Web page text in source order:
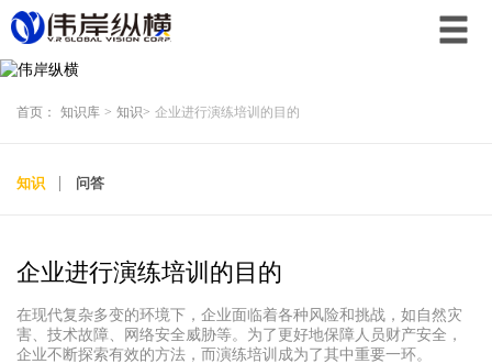
首页： 知识库 > 知识> 企业进行演练培训的目的
知识 问答
企业进行演练培训的目的
在现代复杂多变的环境下，企业面临着各种风险和挑战，如自然灾
害、技术故障、网络安全威胁等。为了更好地保障人员财产安全，
企业不断探索有效的方法，而演练培训成为了其中重要一环。